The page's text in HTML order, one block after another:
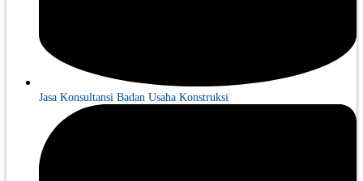
Jasa Konsultansi Badan Usaha Konstruksi